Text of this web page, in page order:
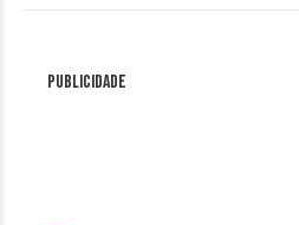
Publicidade